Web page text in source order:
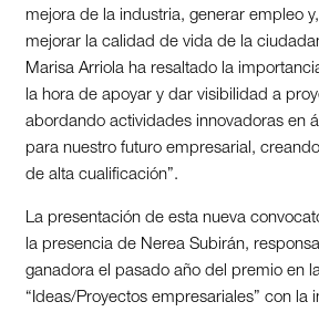
mejora de la industria, generar empleo
mejorar la calidad de vida de la
Marisa Arriola ha resaltado la
la hora de apoyar y dar visibilidad a
abordando actividades innovadoras en
para nuestro futuro empresarial,
de alta cualificación”.
La presentación de esta nueva
la presencia de Nerea Subirán,
ganadora el pasado año del premio en
“Ideas/Proyectos empresariales” con la